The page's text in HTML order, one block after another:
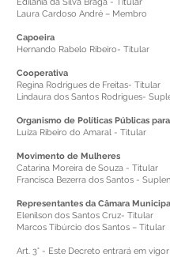
Laura Cardoso André – Membro
Capoeira
Hernando Rabelo Ribeiro- Titular
Cooperativa
Regina Rodrigues de Freitas- Titular
Lindaura dos Santos Rodrigues-
Organismo de Políticas Públicas
Luíza Ribeiro do Amaral - Titular
Movimento de Mulheres
Catarina Moreira de Souza - Titular
Francisca Bezerra dos Santos -
Representantes da Câmara
Elenilson dos Santos Cruz- Titular
Marcos Tibúrcio dos Santos – Titular
Art. 3° - Este Decreto entrará em